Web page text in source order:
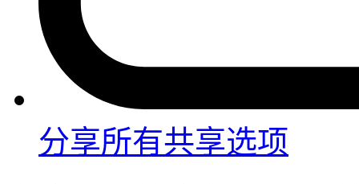
分享所有共享选项